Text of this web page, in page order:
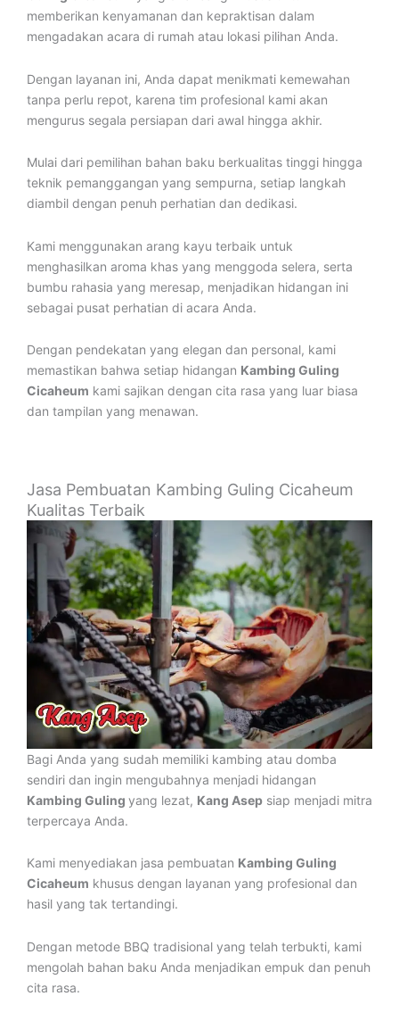
memberikan kenyamanan dan kepraktisan dalam
mengadakan acara di rumah atau lokasi pilihan Anda.
Dengan layanan ini, Anda dapat menikmati kemewahan
tanpa perlu repot, karena tim profesional kami akan
mengurus segala persiapan dari awal hingga akhir.
Mulai dari pemilihan bahan baku berkualitas tinggi hingga
teknik pemanggangan yang sempurna, setiap langkah
diambil dengan penuh perhatian dan dedikasi.
Kami menggunakan arang kayu terbaik untuk
menghasilkan aroma khas yang menggoda selera, serta
bumbu rahasia yang meresap, menjadikan hidangan ini
sebagai pusat perhatian di acara Anda.
Dengan pendekatan yang elegan dan personal, kami
memastikan bahwa setiap hidangan Kambing Guling
Cicaheum kami sajikan dengan cita rasa yang luar biasa
dan tampilan yang menawan.
Jasa Pembuatan Kambing Guling Cicaheum
Kualitas Terbaik
Bagi Anda yang sudah memiliki kambing atau domba
sendiri dan ingin mengubahnya menjadi hidangan
Kambing Guling yang lezat, Kang Asep siap menjadi mitra
terpercaya Anda.
Kami menyediakan jasa pembuatan Kambing Guling
Cicaheum khusus dengan layanan yang profesional dan
hasil yang tak tertandingi.
Dengan metode BBQ tradisional yang telah terbukti, kami
mengolah bahan baku Anda menjadikan empuk dan penuh
cita rasa.